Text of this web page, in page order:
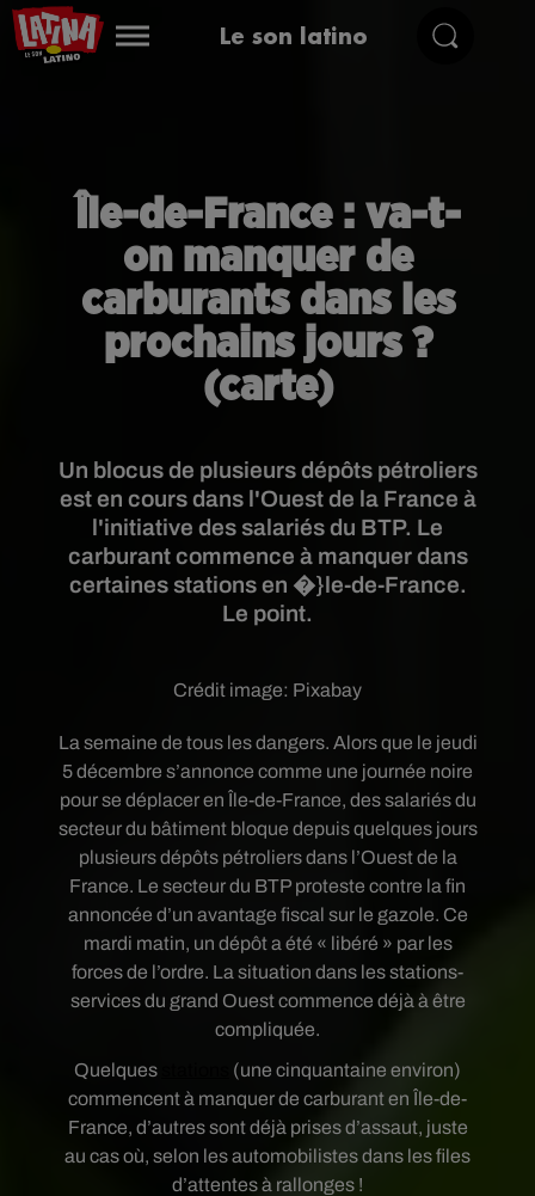
Le son latino
Île-de-France : va-t-
on manquer de
carburants dans les
prochains jours ?
(carte)
Un blocus de plusieurs dépôts pétroliers
est en cours dans l'Ouest de la France à
l'initiative des salariés du BTP. Le
carburant commence à manquer dans
certaines stations en �}le-de-France.
Le point.
Crédit image: Pixabay
La semaine de tous les dangers. Alors que le jeudi
5 décembre s’annonce comme une journée noire
pour se déplacer en Île-de-France, des salariés du
secteur du bâtiment bloque depuis quelques jours
plusieurs dépôts pétroliers dans l’Ouest de la
France. Le secteur du BTP proteste contre la fin
annoncée d’un avantage fiscal sur le gazole. Ce
mardi matin, un dépôt a été « libéré » par les
forces de l’ordre. La situation dans les stations-
services du grand Ouest commence déjà à être
compliquée.
Quelques
(une cinquantaine environ)
commencent à manquer de carburant en Île-de-
France, d’autres sont déjà prises d’assaut, juste
au cas où, selon les automobilistes dans les files
d’attentes à rallonges !